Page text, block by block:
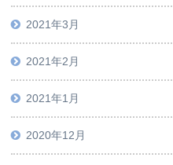
2021年3月
2021年2月
2021年1月
2020年12月